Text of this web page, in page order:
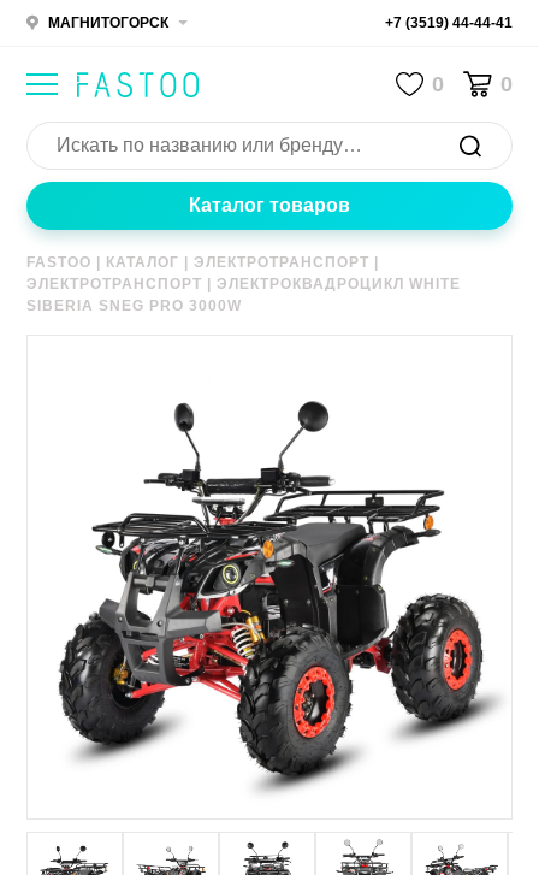
МАГНИТОГОРСК +7 (3519) 44-44-41
0 0
Каталог товаров
FASTOO КАТАЛОГ ЭЛЕКТРОТРАНСПОРТ
ЭЛЕКТРОТРАНСПОРТ
ЭЛЕКТРОКВАДРОЦИКЛ WHITE
SIBERIA SNEG PRO 3000W